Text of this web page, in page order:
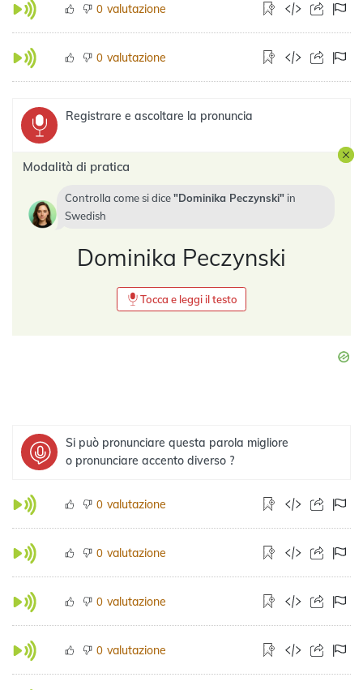
0 valutazione
0 valutazione
Registrare e ascoltare la pronuncia
Modalità di pratica
Controlla come si dice Dominika Peczynski
in
Swedish
Dominika Peczynski
Tocca e leggi il testo
Si può pronunciare questa parola migliore
o pronunciare accento diverso ?
0 valutazione
0 valutazione
0 valutazione
0 valutazione